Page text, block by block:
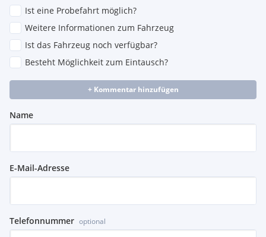
Ist eine Probefahrt möglich?
Weitere Informationen zum Fahrzeug
Ist das Fahrzeug noch verfügbar?
Besteht Möglichkeit zum Eintausch?
+ Kommentar hinzufügen
Name
E-Mail-Adresse
Telefonnummer optional